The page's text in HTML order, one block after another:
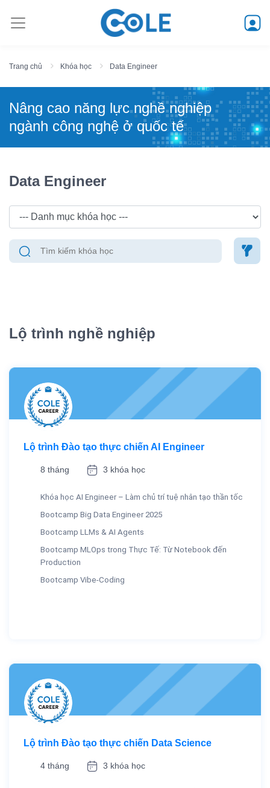
Trang chủ Khóa học Data Engineer
Nâng cao năng lực nghề nghiệp
ngành công nghệ ở quốc tế
Data Engineer
Lộ trình nghề nghiệp
Lộ trình Đào tạo thực chiến AI Engineer
8 tháng 3 khóa học
Khóa học AI Engineer – Làm chủ trí tuệ nhân tạo thần tốc
Bootcamp Big Data Engineer 2025
Bootcamp LLMs & AI Agents
Bootcamp MLOps trong Thực Tế: Từ Notebook đến
Production
Bootcamp Vibe-Coding
Lộ trình Đào tạo thực chiến Data Science
4 tháng 3 khóa học